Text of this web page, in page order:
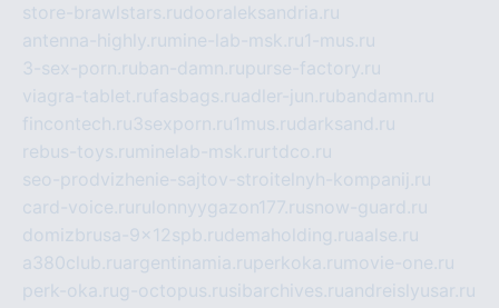
store-brawlstars.rudooraleksandria.ru
antenna-highly.ru mine-lab-msk.ru1-mus.ru
3-sex-porn.ruban-damn.rupurse-factory.ru
viagra-tablet.rufasbags.ruadler-jun.rubandamn.ru
fincontech.ru3sexporn.ru1mus.rudarksand.ru
rebus-toys.ru minelab-msk.ru rtdco.ru
seo-prodvizhenie-sajtov-stroitelnyh-kompanij.ru
card-voice.ru rulonnyygazon177.rusnow-guard.ru
domizbrusa-9x12spb.rudemaholding.ruaalse.ru
a380club.ruargentinamia.ruperkoka.ru movie-one.ru
perk-oka.rug-octopus.rusibarchives.ruandreislyusar.ru